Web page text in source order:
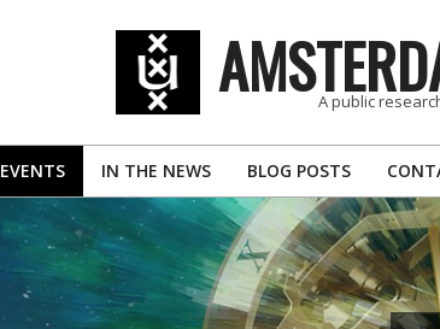
A public
EVENTS IN THE NEWS BLOG POSTS